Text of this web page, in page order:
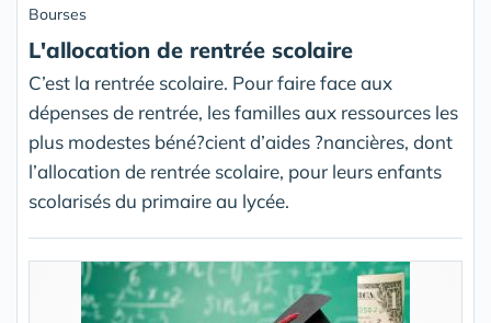
Bourses
L'allocation de rentrée scolaire
C’est la rentrée scolaire. Pour faire face aux
dépenses de rentrée, les familles aux ressources les
plus modestes béné?cient d’aides ?nancières, dont
l’allocation de rentrée scolaire, pour leurs enfants
scolarisés du primaire au lycée.